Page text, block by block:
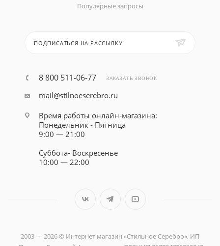
Популярные запросы
ПОДПИСАТЬСЯ НА РАССЫЛКУ
8 800 511-06-77 ЗАКАЗАТЬ ЗВОНОК
mail@stilnoeserebro.ru
Время работы онлайн-магазина:
Понедельник - Пятница
9:00 — 21:00
Суббота- Воскресенье
10:00 — 22:00
2003 — 2026 © Интернет магазин «Стильное Серебро», ИП